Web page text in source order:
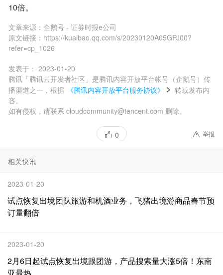
10倍。
文章来源： 企鹅号 - 证券时报e公司
原文链接： https://kuaibao.qq.com/s/20230120A05GPJ00?
refer=cp_1026
发表于： 2023-01-20
腾讯「腾讯云开发者社区」是腾讯内容开放平台帐号（企鹅号）传
播渠道之一，根据
《腾讯内容开放平台服务协议》
转载发布内
容。
如有侵权，请联系 cloudcommunity@tencent.com 删除。
0 举报
相关快讯
2023-01-20
试点恢复出境团队旅游和机酒业务，飞猪出境游商品春节预
订量翻倍
2023-01-20
2月6日起试点恢复出境跟团游，产品搜索量大涨5倍！东南